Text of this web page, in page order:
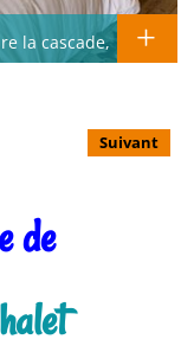
la cascade,
Suivant
de